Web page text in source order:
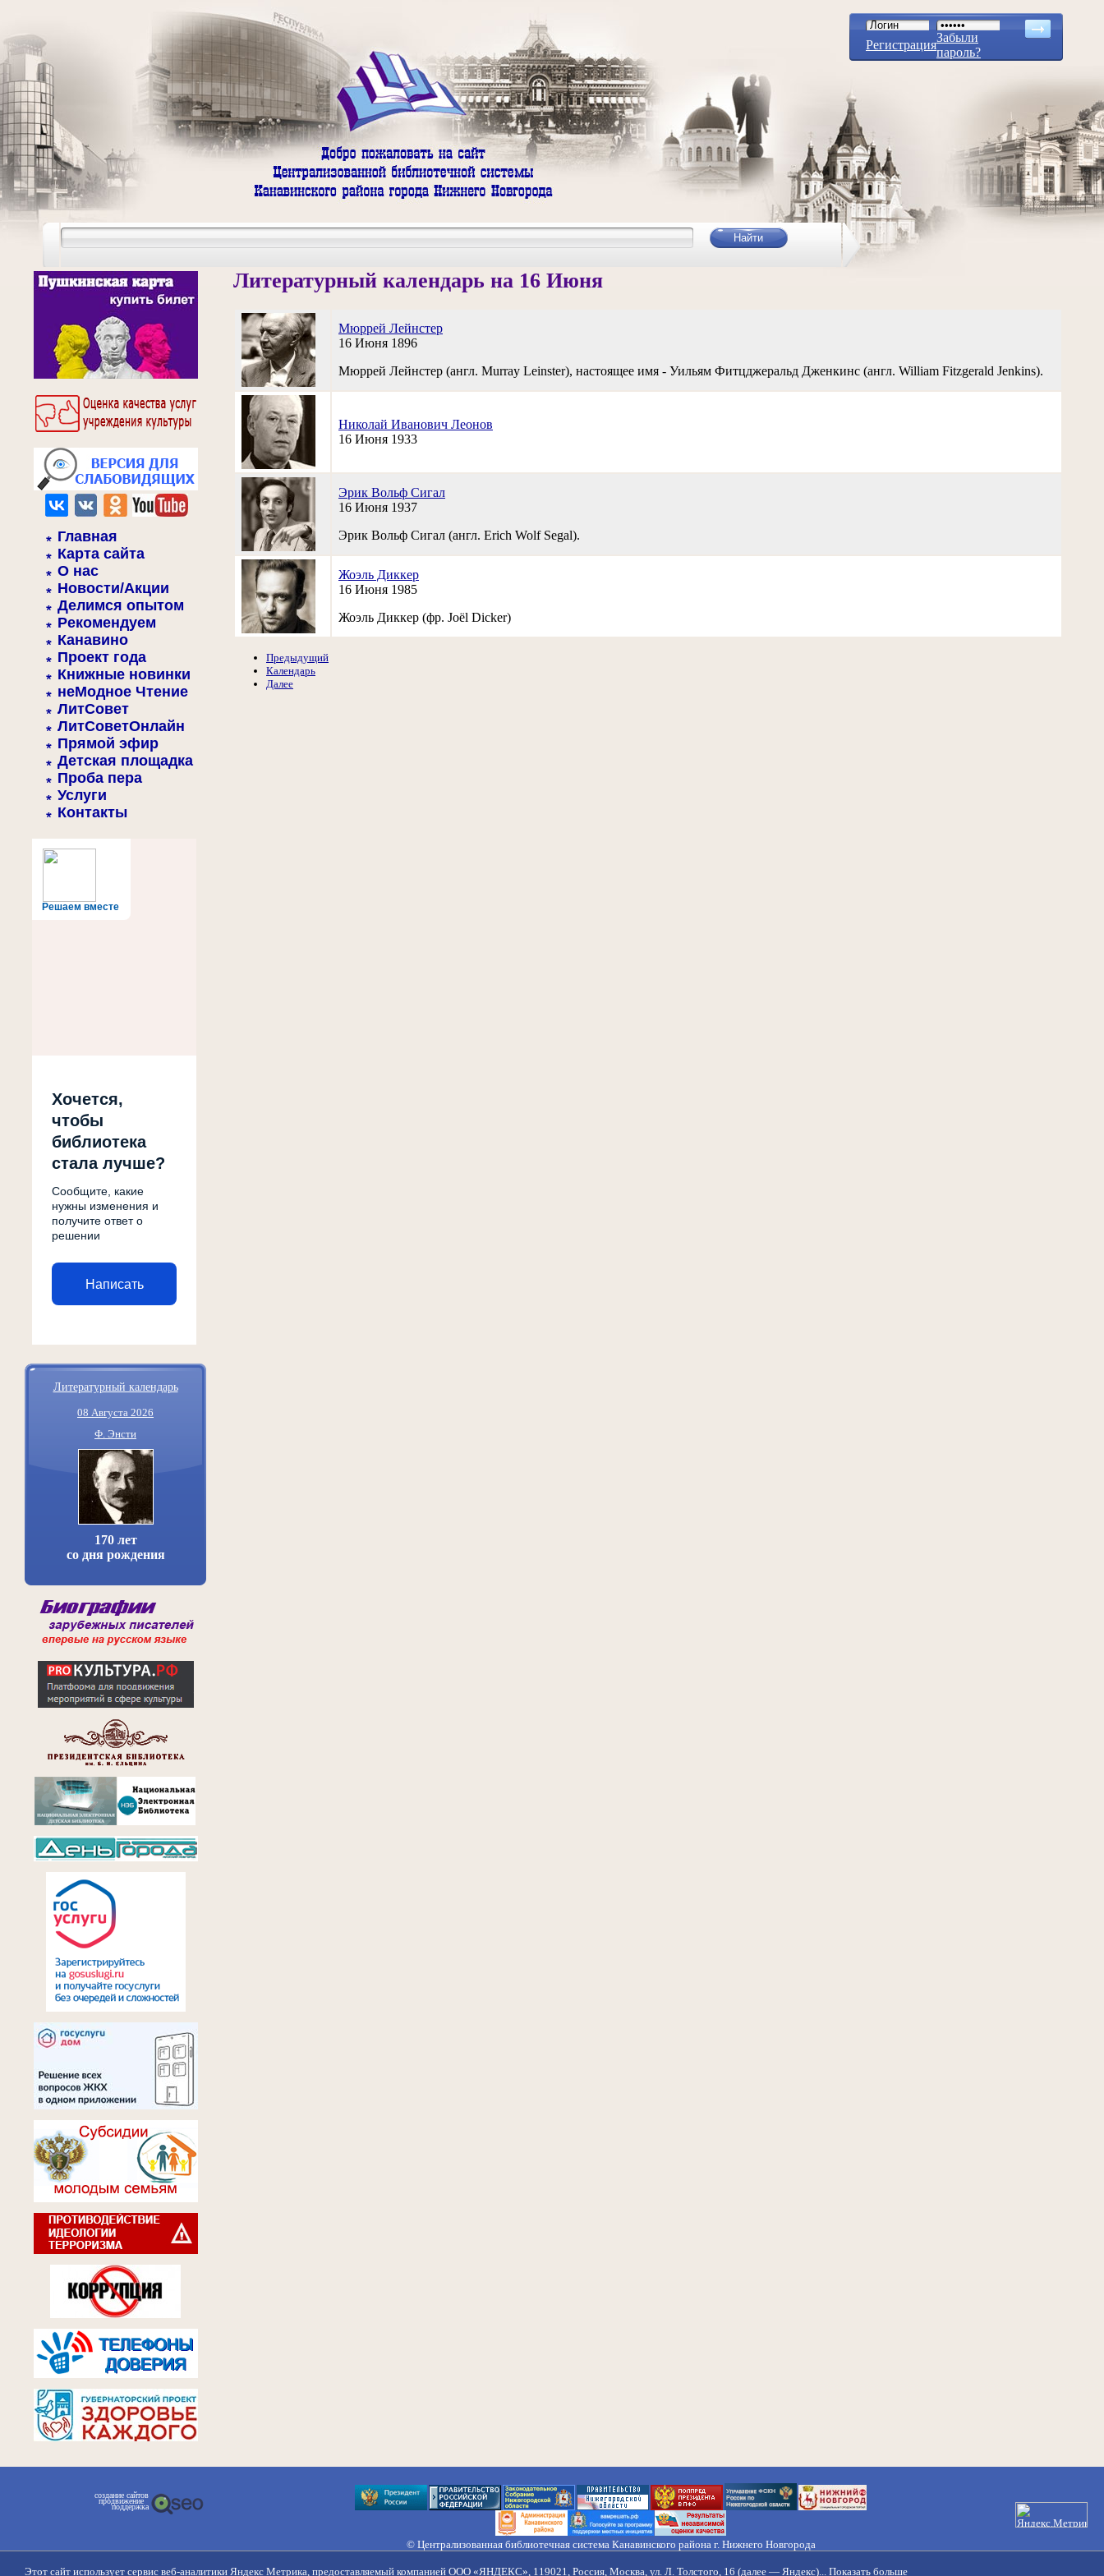
Регистрация
Забыли
пароль?
Главная
Карта сайта
О нас
Новости/Акции
Делимся опытом
Рекомендуем
Канавино
Проект года
Книжные новинки
неМодное Чтение
ЛитСовет
ЛитСоветОнлайн
Прямой эфир
Детская площадка
Проба пера
Услуги
Контакты
Решаем вместе
Хочется,
чтобы
библиотека
стала лучше?
Сообщите, какие
нужны изменения и
получите ответ о
решении
Написать
Литературный календарь
08 Августа 2026
Ф. Энсти
170 лет
со дня рождения
Литературный календарь на 16 Июня
Мюррей Лейнстер
16 Июня 1896
Мюррей Лейнстер (англ. Murray Leinster), настоящее имя - Уильям Фитцджеральд Дженкинс (англ. William Fitzgerald Jenkins).
Николай Иванович Леонов
16 Июня 1933
Эрик Вольф Сигал
16 Июня 1937
Эрик Вольф Сигал (англ. Erich Wolf Segal).
Жоэль Диккер
16 Июня 1985
Жоэль Диккер (фр. Joël Dicker)
Предыдущий
Календарь
Далее
создание сайтов
продвижение
поддержка
© Централизованная библиотечная система Канавинского района г. Нижнего Новгорода
Правила обработки персональных данных
Этот сайт использует сервис веб-аналитики Яндекс Метрика, предоставляемый компанией ООО «ЯНДЕКС», 119021, Россия, Москва, ул. Л. Толстого, 16 (далее — Яндекс)... Показать больше